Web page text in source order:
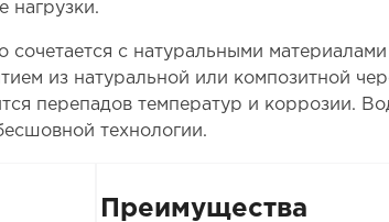
нагрузки.
с натуральными
из натуральной или композитной
перепадов температур и коррозии.
технологии.
Преимущества